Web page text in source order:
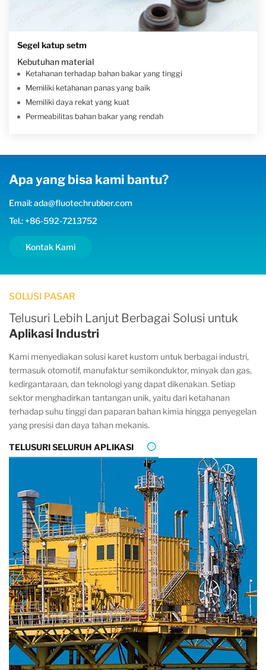
Segel katup setm
Kebutuhan material
Ketahanan terhadap bahan bakar yang tinggi
Memiliki ketahanan panas yang baik
Memiliki daya rekat yang kuat
Permeabilitas bahan bakar yang rendah
Apa yang bisa kami bantu?
Email: ada@fluotechrubber.com
Tel.: +86-592-7213752
Kontak Kami
SOLUSI PASAR
Telusuri Lebih Lanjut Berbagai Solusi untuk
Aplikasi Industri
Kami menyediakan solusi karet kustom untuk berbagai industri,
termasuk otomotif, manufaktur semikonduktor, minyak dan gas,
kedirgantaraan, dan teknologi yang dapat dikenakan. Setiap
sektor menghadirkan tantangan unik, yaitu dari ketahanan
terhadap suhu tinggi dan paparan bahan kimia hingga penyegelan
yang presisi dan daya tahan mekanis.
TELUSURI SELURUH APLIKASI